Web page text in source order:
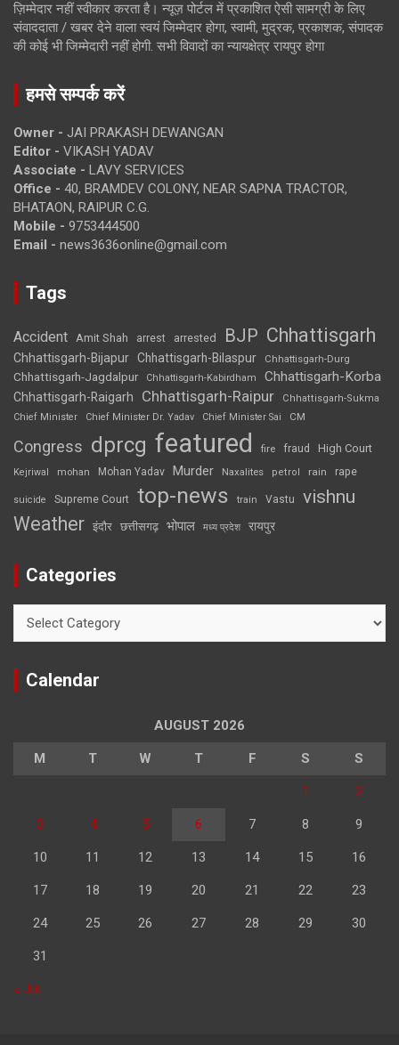
ज़िम्मेदार नहीं स्वीकार करता है। न्यूज़ पोर्टल में प्रकाशित ऐसी सामग्री के लिए
संवाददाता / खबर देने वाला स्वयं जिम्मेदार होगा, स्वामी, मुद्रक, प्रकाशक, संपादक
की कोई भी जिम्मेदारी नहीं होगी. सभी विवादों का न्यायक्षेत्र रायपुर होगा
हमसे सम्पर्क करें
Owner - JAI PRAKASH DEWANGAN
Editor - VIKASH YADAV
Associate - LAVY SERVICES
Office - 40, BRAMDEV COLONY, NEAR SAPNA TRACTOR,
BHATAON, RAIPUR C.G.
Mobile - 9753444500
Email - news3636online@gmail.com
Tags
Accident Amit Shah arrest arrested BJP Chhattisgarh
Chhattisgarh-Bijapur Chhattisgarh-Bilaspur Chhattisgarh-Durg
Chhattisgarh-Jagdalpur Chhattisgarh-Kabirdham Chhattisgarh-Korba
Chhattisgarh-Raigarh Chhattisgarh-Raipur
Chhattisgarh-Sukma
Chief Minister
Chief Minister Dr. Yadav Chief Minister Sai CM
Congress dprcg featured fire fraud High Court
Kejriwal mohan Mohan Yadav Murder Naxalites petrol rain rape
suicide Supreme Court top-news train Vastu vishnu
Weather इंदौर छत्तीसगढ़ भोपाल मध्य प्रदेश रायपुर
Categories
Calendar
AUGUST 2026
M T W T F S S
1 2
3 4 5 6 7 8 9
10 11 12 13 14 15 16
17 18 19 20 21 22 23
24 25 26 27 28 29 30
31
« Jul